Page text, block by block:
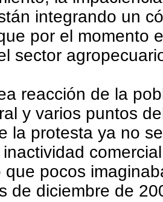
integrando un
por el momento
sector
reacción de la
y varios puntos
la protesta ya no
que pocos
de diciembre de